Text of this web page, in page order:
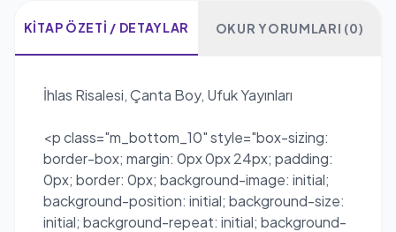
KITAP ÖZETI / DETAYLAR OKUR YORUMLARI (0)
İhlas Risalesi, Çanta Boy, Ufuk Yayınları
<p class="m_bottom_10" style="box-sizing:
border-box; margin: 0px 0px 24px; padding:
0px; border: 0px; background-image: initial;
background-position: initial; background-size:
initial; background-repeat: initial; background-